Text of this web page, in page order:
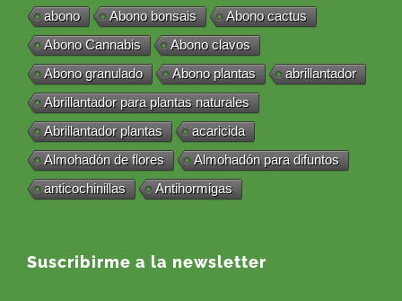
abono Abono bonsais
Abono cactus
Abono Cannabis
Abono clavos
Abono granulado
Abono plantas
abrillantador
Abrillantador para plantas naturales
Abrillantador plantas
acaricida
Almohadón de flores
Almohadón para difuntos
anticochinillas
Antihormigas
Suscribirme a la newsletter